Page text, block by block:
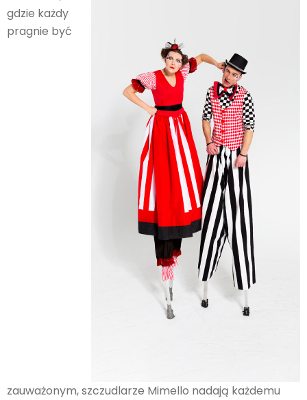
gdzie każdy
pragnie być
zauważonym, szczudlarze Mimello nadają każdemu